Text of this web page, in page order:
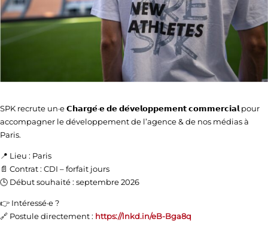
SPK recrute un·e 𝗖𝗵𝗮𝗿𝗴𝗲́·𝗲 𝗱𝗲 𝗱𝗲́𝘃𝗲𝗹𝗼𝗽𝗽𝗲𝗺𝗲𝗻𝘁 𝗰𝗼𝗺𝗺𝗲𝗿𝗰𝗶𝗮𝗹 pour
accompagner le développement de l’agence & de nos médias à
Paris.
📍 Lieu : Paris
📄 Contrat : CDI – forfait jours
🕒 Début souhaité : septembre 2026
👉 Intéressé·e ?
🔗 Postule directement : https://lnkd.in/eB-Bga8q